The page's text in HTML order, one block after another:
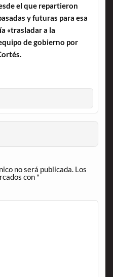
el que repartieron
y futuras para esa
«trasladar a la
de gobierno por
no será publicada. Los
con *